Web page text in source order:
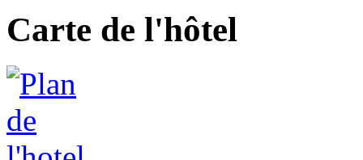
Carte de l'hôtel